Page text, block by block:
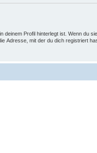
deinem Profil hinterlegt ist. Wenn du
Adresse, mit der du dich registriert